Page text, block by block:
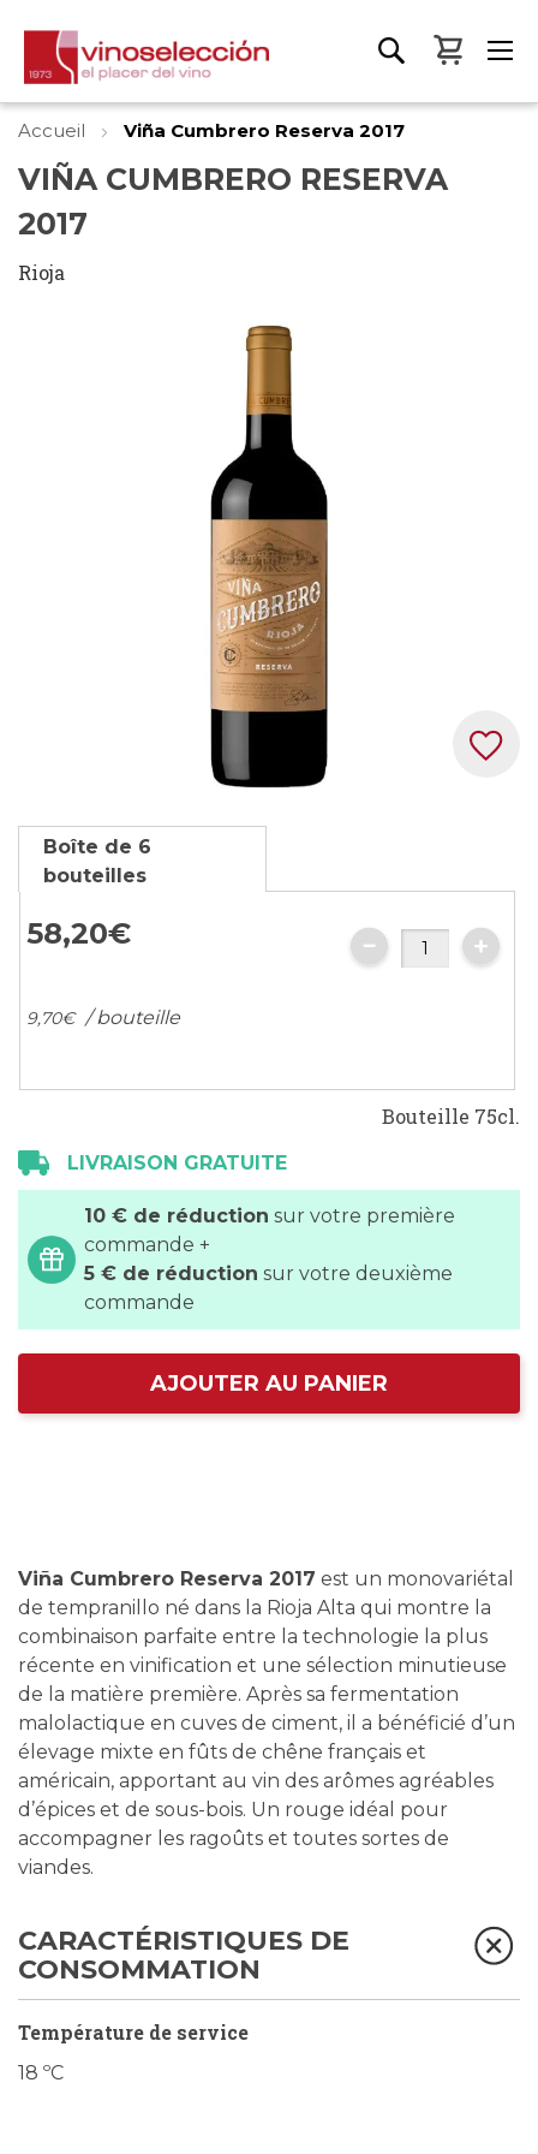
Mon
Accueil Viña Cumbrero Reserva 2017
VIÑA CUMBRERO RESERVA
2017
Rioja
Skip
the
of
gallery
Boîte de 6
bouteilles
58,20€
9,70€ / bouteille
Bouteille 75cl.
LIVRAISON GRATUITE
10 € de réduction sur votre première
commande +
5 € de réduction sur votre deuxième
commande
AJOUTER AU PANIER
Viña Cumbrero Reserva 2017 est un monovariétal
de tempranillo né dans la Rioja Alta qui montre la
combinaison parfaite entre la technologie la plus
récente en vinification et une sélection minutieuse
de la matière première. Après sa fermentation
malolactique en cuves de ciment, il a bénéficié d’un
élevage mixte en fûts de chêne français et
américain, apportant au vin des arômes agréables
d’épices et de sous-bois. Un rouge idéal pour
accompagner les ragoûts et toutes sortes de
viandes.
CARACTÉRISTIQUES DE
CONSOMMATION
Température de service
18 ºC